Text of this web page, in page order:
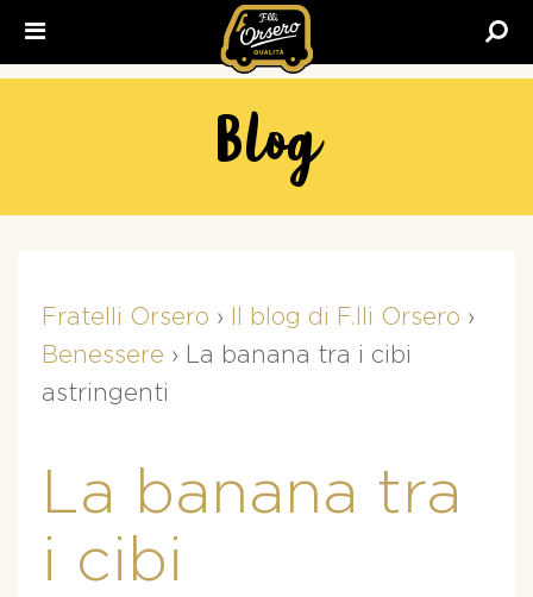
Blog
Fratelli Orsero › Il blog di F.lli Orsero ›
Benessere › La banana tra i cibi
astringenti
La banana tra
i cibi